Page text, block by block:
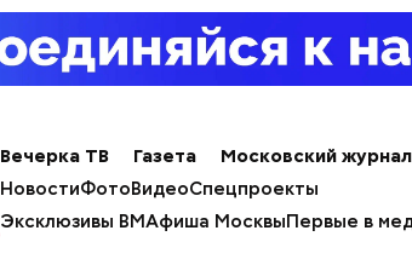
Вечерка ТВ Газета Московский журнал
НовостиФотоВидеоСпецпроекты
Эксклюзивы ВМАфиша МосквыПервые в
Спагетти из кабачков
с сахарным диабетом;
лишним весом.